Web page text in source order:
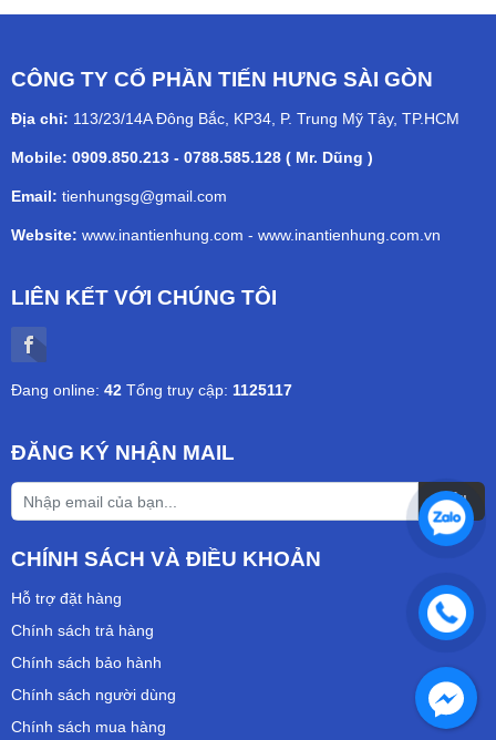
CÔNG TY CỔ PHẦN TIẾN HƯNG SÀI GÒN
Địa chỉ: 113/23/14A Đông Bắc, KP34, P. Trung Mỹ Tây, TP.HCM
Mobile: 0909.850.213 - 0788.585.128 ( Mr. Dũng )
Email: tienhungsg@gmail.com
Website: www.inantienhung.com - www.inantienhung.com.vn
LIÊN KẾT VỚI CHÚNG TÔI
Đang online: 42 Tổng truy cập: 1125117
ĐĂNG KÝ NHẬN MAIL
CHÍNH SÁCH VÀ ĐIỀU KHOẢN
Hỗ trợ đặt hàng
Chính sách trả hàng
Chính sách bảo hành
Chính sách người dùng
Chính sách mua hàng